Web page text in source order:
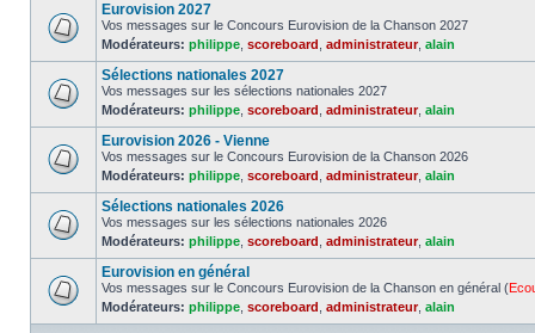
Eurovision 2027
Vos messages sur le Concours Eurovision de la Chanson 2027
Modérateurs: philippe scoreboard administrateur, alain
Sélections nationales 2027
Vos messages sur les sélections nationales 2027
Modérateurs: philippe scoreboard administrateur, alain
Eurovision 2026 - Vienne
Vos messages sur le Concours Eurovision de la Chanson 2026
Modérateurs: philippe scoreboard administrateur, alain
Sélections nationales 2026
Vos messages sur les sélections nationales 2026
Modérateurs: philippe scoreboard administrateur, alain
Eurovision en général
Vos messages sur le Concours Eurovision de la Chanson en général (
Modérateurs: philippe scoreboard administrateur, alain